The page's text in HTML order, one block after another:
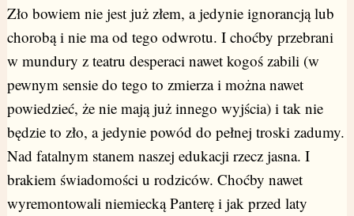
Zło bowiem nie jest już złem, a jedynie ignorancją lub
chorobą i nie ma od tego odwrotu. I choćby przebrani
w mundury z teatru desperaci nawet kogoś zabili (w
pewnym sensie do tego to zmierza i można nawet
powiedzieć, że nie mają już innego wyjścia) i tak nie
będzie to zło, a jedynie powód do pełnej troski zadumy.
Nad fatalnym stanem naszej edukacji rzecz jasna. I
brakiem świadomości u rodziców. Choćby nawet
wyremontowali niemiecką Panterę i jak przed laty